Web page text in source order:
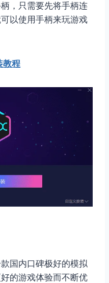
，只需要先将手柄连
以使用手柄来玩游戏
教程
国内口碑极好的模拟
的游戏体验而不断优